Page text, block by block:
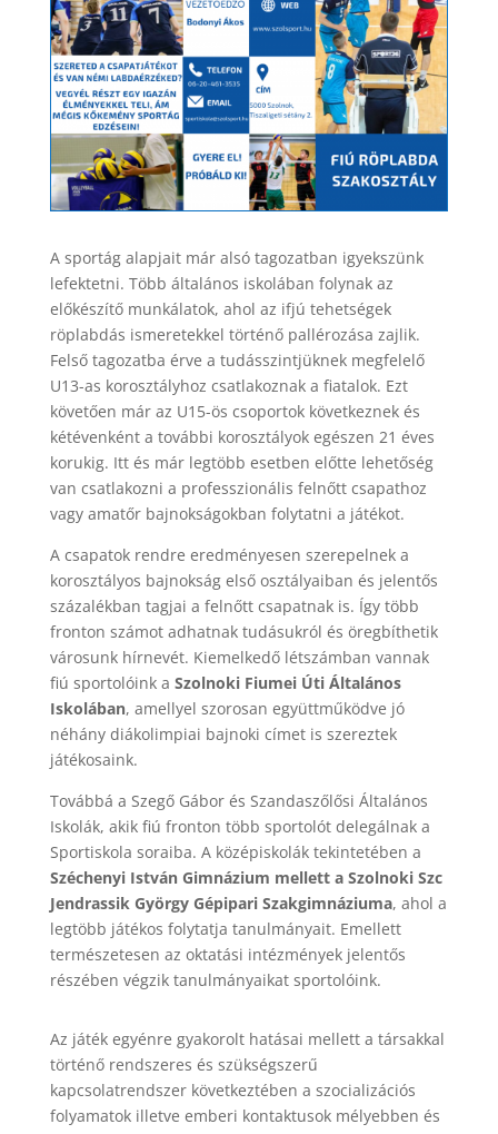
A sportág alapjait már alsó tagozatban igyekszünk
lefektetni. Több általános iskolában folynak az
előkészítő munkálatok, ahol az ifjú tehetségek
röplabdás ismeretekkel történő pallérozása zajlik.
Felső tagozatba érve a tudásszintjüknek megfelelő
U13-as korosztályhoz csatlakoznak a fiatalok. Ezt
követően már az U15-ös csoportok következnek és
kétévenként a további korosztályok egészen 21 éves
korukig. Itt és már legtöbb esetben előtte lehetőség
van csatlakozni a professzionális felnőtt csapathoz
vagy amatőr bajnokságokban folytatni a játékot.
A csapatok rendre eredményesen szerepelnek a
korosztályos bajnokság első osztályaiban és jelentős
százalékban tagjai a felnőtt csapatnak is. Így több
fronton számot adhatnak tudásukról és öregbíthetik
városunk hírnevét. Kiemelkedő létszámban vannak
fiú sportolóink a Szolnoki Fiumei Úti Általános
Iskolában, amellyel szorosan együttműködve jó
néhány diákolimpiai bajnoki címet is szereztek
játékosaink.
Továbbá a Szegő Gábor és Szandaszőlősi Általános
Iskolák, akik fiú fronton több sportolót delegálnak a
Sportiskola soraiba. A középiskolák tekintetében a
Széchenyi István Gimnázium mellett a Szolnoki Szc
Jendrassik György Gépipari Szakgimnáziuma, ahol a
legtöbb játékos folytatja tanulmányait. Emellett
természetesen az oktatási intézmények jelentős
részében végzik tanulmányaikat sportolóink.
Az játék egyénre gyakorolt hatásai mellett a társakkal
történő rendszeres és szükségszerű
kapcsolatrendszer következtében a szocializációs
folyamatok illetve emberi kontaktusok mélyebben és